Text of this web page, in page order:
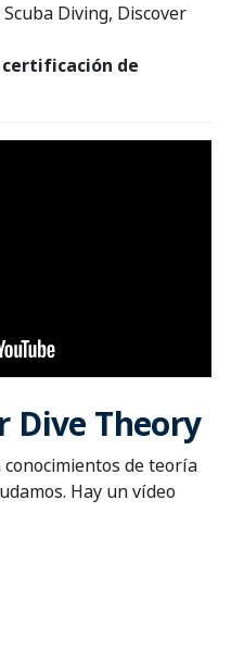
Diving, Discover
de
Dive Theory
conocimientos de teoría
Hay un vídeo